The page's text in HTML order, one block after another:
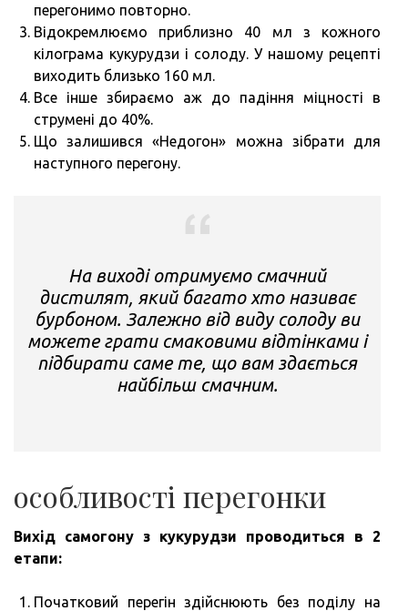
перегонимо повторно.
Відокремлюємо приблизно 40 мл з кожного
кілограма кукурудзи і солоду. У нашому рецепті
виходить близько 160 мл.
Все інше збираємо аж до падіння міцності в
струмені до 40%.
Що залишився «Недогон» можна зібрати для
наступного перегону.
На виході отримуємо смачний
дистилят, який багато хто називає
бурбоном. Залежно від виду солоду ви
можете грати смаковими відтінками і
підбирати саме те, що вам здається
найбільш смачним.
особливості перегонки
Вихід самогону з кукурудзи проводиться в 2
етапи:
Початковий перегін здійснюють без поділу на